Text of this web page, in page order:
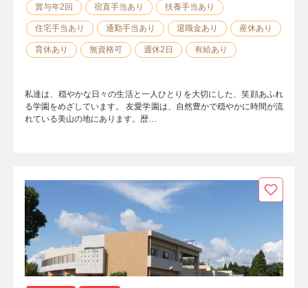
賞与年2回 宿直手当あり 扶養手当あり
住宅手当あり 通勤手当あり 退職金あり 産休あり
育休あり 無資格可 週休2日 有給あり
私達は、穏やかな日々の生活と一人ひとりを大切にした、笑顔あふれ
る学園をめざしています。 友愛学園は、自然豊かで穏やかに時間が流
れている美山の地にあります。歴…